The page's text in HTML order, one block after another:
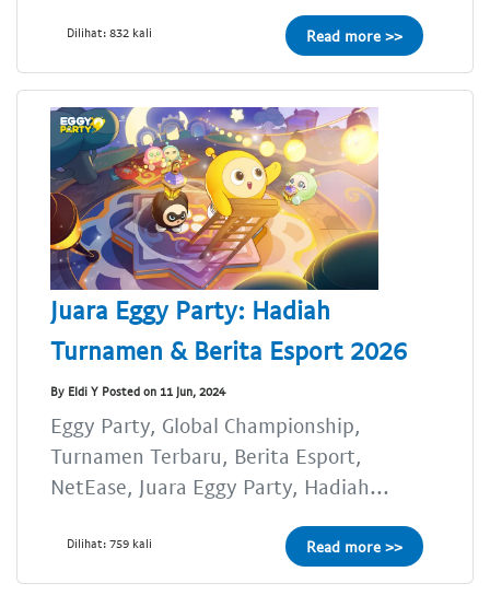
Dilihat: 832 kali Read more >>
Juara Eggy Party: Hadiah
Turnamen & Berita Esport 2026
By Eldi Y Posted on 11 Jun, 2024
Eggy Party, Global Championship,
Turnamen Terbaru, Berita Esport,
NetEase, Juara Eggy Party, Hadiah...
Dilihat: 759 kali Read more >>